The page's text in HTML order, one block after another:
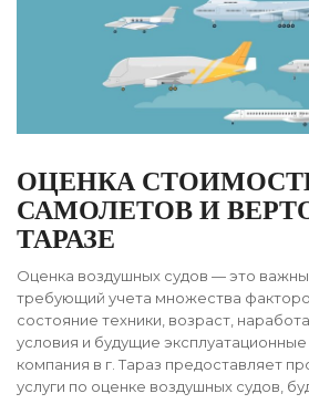
ОЦЕНКА
САМОЛЕТОВ И
ТАРАЗЕ
Оценка воздушных судов — это
требующий учета множества
состояние техники, возраст,
условия и будущие
компания в г. Тараз предоставляет
услуги по оценке воздушных судов,